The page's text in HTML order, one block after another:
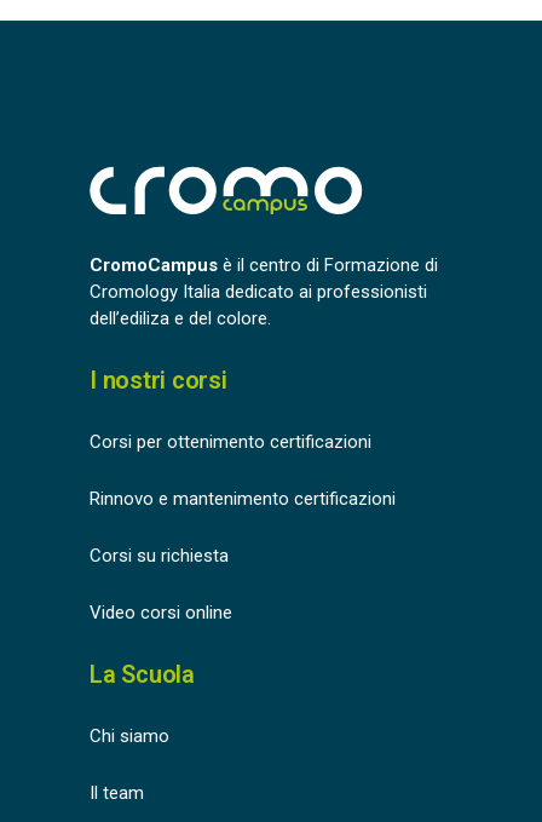
CromoCampus è il centro di Formazione di
Cromology Italia dedicato ai professionisti
dell’ediliza e del colore.
I nostri corsi
Corsi per ottenimento certificazioni
Rinnovo e mantenimento certificazioni
Corsi su richiesta
Video corsi online
La Scuola
Chi siamo
Il team